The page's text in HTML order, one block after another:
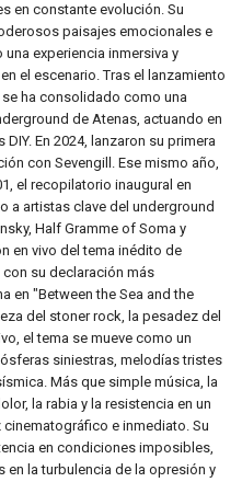
en constante evolución. Su
paisajes emocionales e
experiencia inmersiva y
el escenario. Tras el lanzamiento
se ha consolidado como una
de Atenas, actuando en
En 2024, lanzaron su primera
con Sevengill. Ese mismo año,
el recopilatorio inaugural en
a artistas clave del underground
Half Gramme of Soma y
en vivo del tema inédito de
con su declaración más
en "Between the Sea and the
del stoner rock, la pesadez del
el tema se mueve como un
siniestras, melodías tristes
Más que simple música, la
la rabia y la resistencia en un
e inmediato. Su
en condiciones imposibles,
en la turbulencia de la opresión y